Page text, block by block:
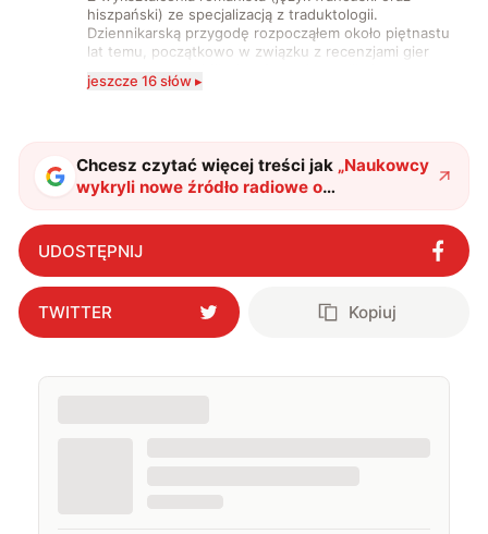
hiszpański) ze specjalizacją z traduktologii.
Dziennikarską przygodę rozpocząłem około piętnastu
lat temu, początkowo w związku z recenzjami gier
komputerowych i filmów. Obecnie publikuję
zdecydowanie częściej na tematy związane z nauką
także uprawiać oraz oglądać sport.
jeszcze 16 słów ▸
Chcesz czytać więcej treści jak „Naukowcy
wykryli nowe źródło radiowe o
niewyjaśnionym pochodzeniu"?
UDOSTĘPNIJ
TWITTER Kopiuj